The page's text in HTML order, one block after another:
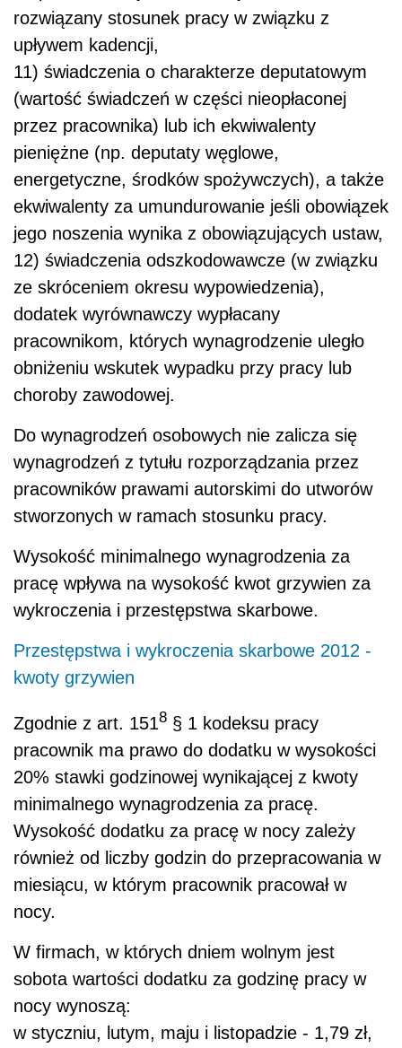
rozwiązany stosunek pracy w związku z
upływem kadencji,
11) świadczenia o charakterze deputatowym
(wartość świadczeń w części nieopłaconej
przez pracownika) lub ich ekwiwalenty
pieniężne (np. deputaty węglowe,
energetyczne, środków spożywczych), a także
ekwiwalenty za umundurowanie jeśli obowiązek
jego noszenia wynika z obowiązujących ustaw,
12) świadczenia odszkodowawcze (w związku
ze skróceniem okresu wypowiedzenia),
dodatek wyrównawczy wypłacany
pracownikom, których wynagrodzenie uległo
obniżeniu wskutek wypadku przy pracy lub
choroby zawodowej.
Do wynagrodzeń osobowych nie zalicza się
wynagrodzeń z tytułu rozporządzania przez
pracowników prawami autorskimi do utworów
stworzonych w ramach stosunku pracy.
Wysokość minimalnego wynagrodzenia za
pracę wpływa na wysokość kwot grzywien za
wykroczenia i przestępstwa skarbowe.
Przestępstwa i wykroczenia skarbowe 2012 -
kwoty grzywien
Zgodnie z art. 1518 § 1 kodeksu pracy
pracownik ma prawo do dodatku w wysokości
20% stawki godzinowej wynikającej z kwoty
minimalnego wynagrodzenia za pracę.
Wysokość dodatku za pracę w nocy zależy
również od liczby godzin do przepracowania w
miesiącu, w którym pracownik pracował w
nocy.
W firmach, w których dniem wolnym jest
sobota wartości dodatku za godzinę pracy w
nocy wynoszą:
w styczniu, lutym, maju i listopadzie - 1,79 zł,